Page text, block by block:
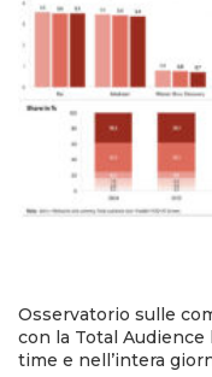
Osservatorio sulle
con la Total
time e nell’intera